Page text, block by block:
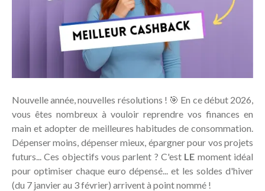
Nouvelle année, nouvelles résolutions ! 🎯 En ce début 2026,
vous êtes nombreux à vouloir reprendre vos finances en
main et adopter de meilleures habitudes de consommation.
Dépenser moins, dépenser mieux, épargner pour vos projets
futurs... Ces objectifs vous parlent ? C'est LE moment idéal
pour optimiser chaque euro dépensé... et les soldes d'hiver
(du 7 janvier au 3 février) arrivent à point nommé !